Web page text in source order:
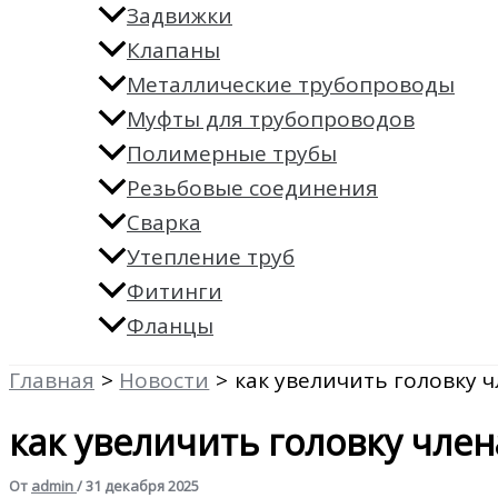
Задвижки
Клапаны
Металлические трубопроводы
Муфты для трубопроводов
Полимерные трубы
Резьбовые соединения
Сварка
Утепление труб
Фитинги
Фланцы
Главная
Новости как увеличить головку
как увеличить головку
От admin/31 декабря 2025